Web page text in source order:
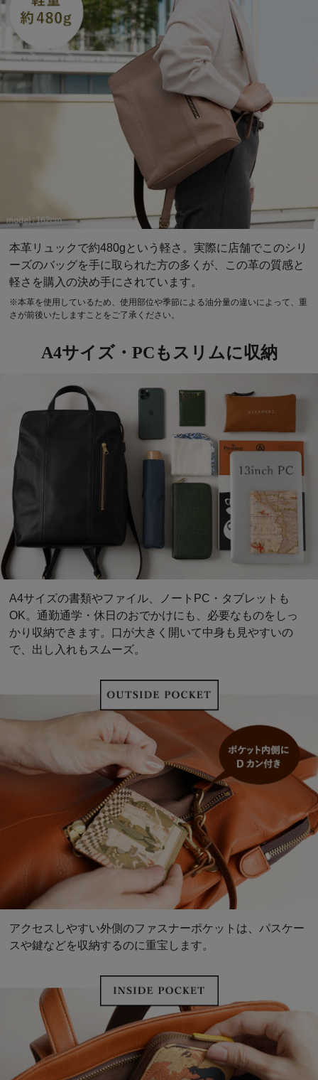
本革リュックで約480gという軽さ。実際に店舗でこのシリ
ーズのバッグを手に取られた方の多くが、この革の質感と
軽さを購入の決め手にされています。
※本革を使用しているため、使用部位や季節による油分量の違いによって、重
さが前後いたしますことをご了承ください。
A4サイズ・PCもスリムに収納
A4サイズの書類やファイル、ノートPC・タブレットも
OK。通勤通学・休日のおでかけにも、必要なものをしっ
かり収納できます。口が大きく開いて中身も見やすいの
で、出し入れもスムーズ。
アクセスしやすい外側のファスナーポケットは、パスケー
スや鍵などを収納するのに重宝します。